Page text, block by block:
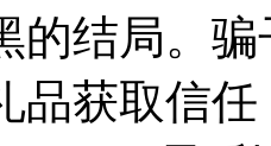
的结局。
品获取信